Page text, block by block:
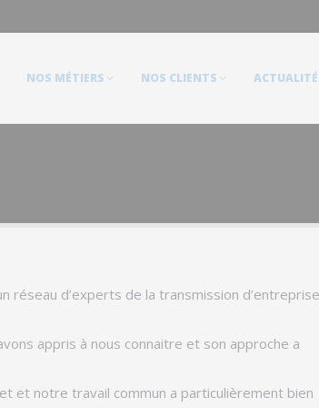
NOS MÉTIERS NOS CLIENTS
réseau d’experts de la transmission d’entreprise
appris à nous connaitre et son approche a
et notre travail commun a particulièrement bien